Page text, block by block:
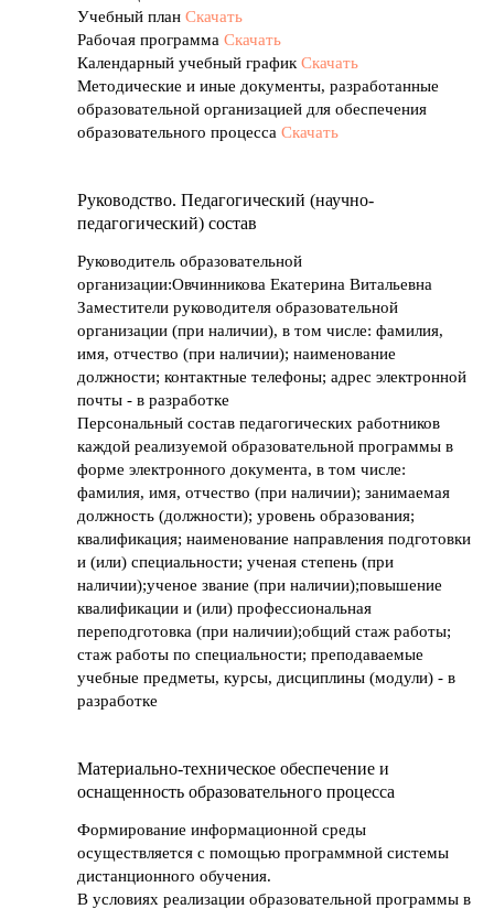
Учебный план Скачать
Рабочая программа Скачать
Календарный учебный график Скачать
Методические и иные документы, разработанные
образовательной организацией для обеспечения
образовательного процесса Скачать
Руководство. Педагогический (научно-
педагогический) состав
Руководитель образовательной
организации:Овчинникова Екатерина Витальевна
Заместители руководителя образовательной
организации (при наличии), в том числе: фамилия,
имя, отчество (при наличии); наименование
должности; контактные телефоны; адрес электронной
почты - в разработке
Персональный состав педагогических работников
каждой реализуемой образовательной программы в
форме электронного документа, в том числе:
фамилия, имя, отчество (при наличии); занимаемая
должность (должности); уровень образования;
квалификация; наименование направления подготовки
и (или) специальности; ученая степень (при
наличии);ученое звание (при наличии);повышение
квалификации и (или) профессиональная
переподготовка (при наличии);общий стаж работы;
стаж работы по специальности; преподаваемые
учебные предметы, курсы, дисциплины (модули) - в
разработке
Материально-техническое обеспечение и
оснащенность образовательного процесса
Формирование информационной среды
осуществляется с помощью программной системы
дистанционного обучения.
В условиях реализации образовательной программы в